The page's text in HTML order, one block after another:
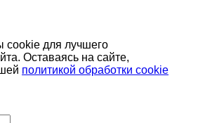
для лучшего
Оставаясь на сайте,
политикой обработки cookie